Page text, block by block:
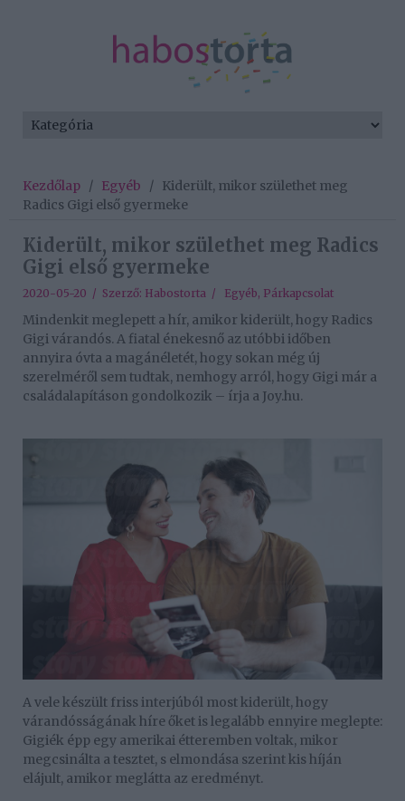
Kezdőlap / Egyéb / Kiderült, mikor születhet meg
Radics Gigi első gyermeke
Kiderült, mikor születhet meg Radics
Gigi első gyermeke
2020-05-20 / Szerző: Habostorta / Egyéb, Párkapcsolat
Mindenkit meglepett a hír, amikor kiderült, hogy Radics
Gigi várandós. A fiatal énekesnő az utóbbi időben
annyira óvta a magánéletét, hogy sokan még új
szerelméről sem tudtak, nemhogy arról, hogy Gigi már a
családalapításon gondolkozik – írja a Joy.hu.
A vele készült friss interjúból most kiderült, hogy
várandósságának híre őket is legalább ennyire meglepte:
Gigiék épp egy amerikai étteremben voltak, mikor
megcsinálta a tesztet, s elmondása szerint kis híján
elájult, amikor meglátta az eredményt.